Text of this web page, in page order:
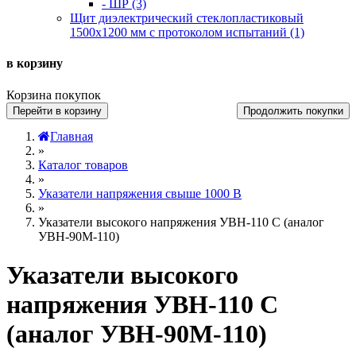
- ШР (3)
Щит диэлектрический стеклопластиковый
1500х1200 мм с протоколом испытаний (1)
в корзину
Корзина покупок
Перейти в корзину Продолжить покупки
Главная
»
Каталог товаров
»
Указатели напряжения свыше 1000 В
»
Указатели высокого напряжения УВН-110 С (аналог
УВН-90М-110)
Указатели высокого
напряжения УВН-110 С
(аналог УВН-90М-110)